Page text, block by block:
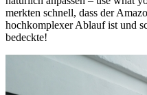
merkten schnell, dass der
hochkomplexer Ablauf ist und
bedeckte!